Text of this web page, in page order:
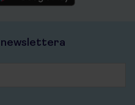
newslettera